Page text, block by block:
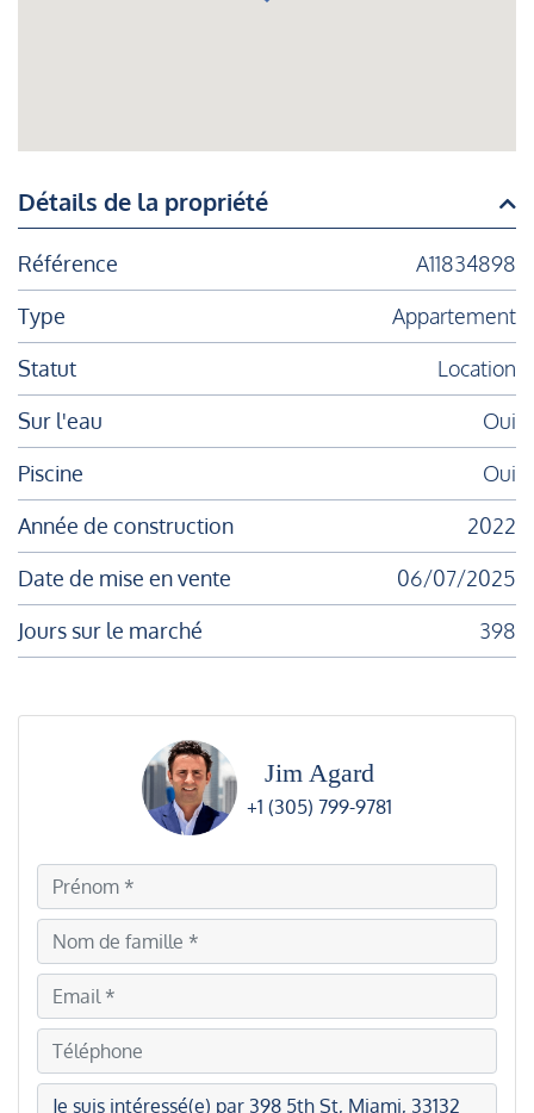
Détails de la propriété
Référence
A11834898
Type
Appartement
Statut
Location
Sur l'eau
Oui
Piscine
Oui
Année de construction
2022
Date de mise en vente
06/07/2025
Jours sur le marché
398
Jim Agard
+1 (305) 799-9781